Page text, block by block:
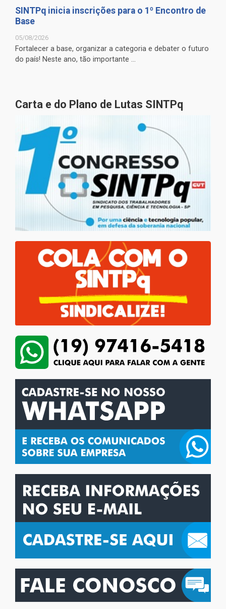
SINTPq inicia inscrições para o 1º Encontro de
Base
05/08/2026
Fortalecer a base, organizar a categoria e debater o futuro
do país! Neste ano, tão importante ...
Carta e do Plano de Lutas SINTPq